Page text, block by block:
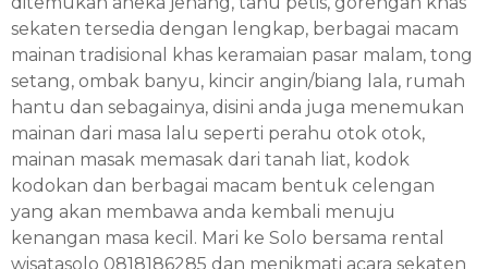
sekaten tersedia dengan lengkap, berbagai macam
mainan tradisional khas keramaian pasar malam, tong
setang, ombak banyu, kincir angin/biang lala, rumah
hantu dan sebagainya, disini anda juga menemukan
mainan dari masa lalu seperti perahu otok otok,
mainan masak memasak dari tanah liat, kodok
kodokan dan berbagai macam bentuk celengan
yang akan membawa anda kembali menuju
kenangan masa kecil. Mari ke Solo bersama rental
wisatasolo 0818186285 dan menikmati acara sekaten